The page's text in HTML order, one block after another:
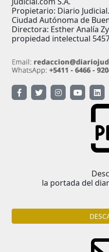
Propietario: Diario
Ciudad Autónoma de
Directora: Esther Analía
propiedad intelectual
la portada del